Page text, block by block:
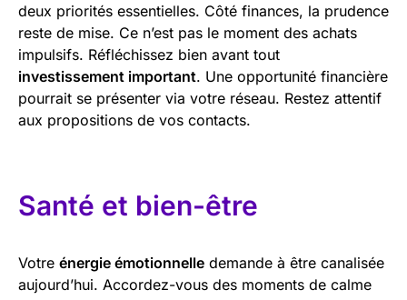
deux priorités essentielles. Côté finances, la prudence
reste de mise. Ce n’est pas le moment des achats
impulsifs. Réfléchissez bien avant tout
investissement important. Une opportunité financière
pourrait se présenter via votre réseau. Restez attentif
aux propositions de vos contacts.
Santé et bien-être
Votre énergie émotionnelle demande à être canalisée
aujourd’hui. Accordez-vous des moments de calme